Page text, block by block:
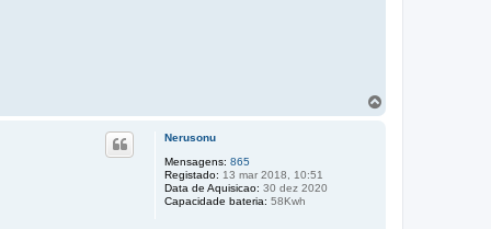
Nerusonu
Mensagens: 865
Registado: 13 mar 2018, 10:51
Data de Aquisicao: 30 dez 2020
Capacidade bateria: 58Kwh